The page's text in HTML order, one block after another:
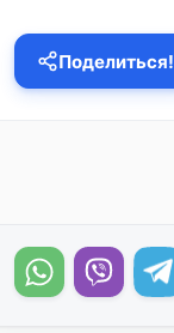
Поделиться!